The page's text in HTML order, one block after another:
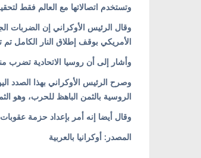
وتستخدم اتصالاتها مع العالم فقط
وقال الرئيس الأوكراني إن الضربات
الأمريكي بوقف إطلاق النار الكامل تم
وأشار إلى أن روسيا الاتحادية تضرب
وصرح الرئيس الأوكراني بهذا الصدد
الروسية بالثمن الباهظ للحرب، وهو
وقال أيضا إنه أمر بإعداد حزمة
المصدر: أوكرانيا بالعربية